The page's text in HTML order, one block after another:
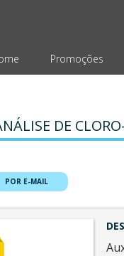
Promoções
DE
POR E-MAIL